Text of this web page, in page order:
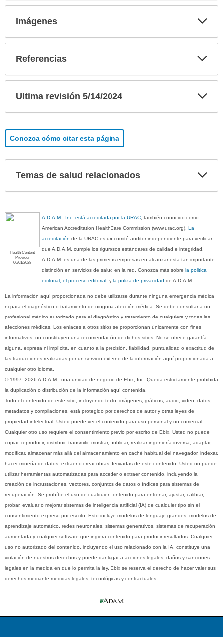
Imágenes
Referencias
Ultima revisión 5/14/2024
Conozca cómo citar esta página
Temas de salud relacionados
Health Content
Provider
06/01/2028
A.D.A.M., Inc. está acreditada por la URAC, también conocido como
American Accreditation HealthCare Commission (www.urac.org).La
acreditación de la URAC es un comité auditor independiente para verificar
que A.D.A.M. cumple los rigurosos estándares de calidad e integridad.
A.D.A.M. es una de las primeras empresas en alcanzar esta tan importante
distinción en servicios de salud en la red. Conozca más sobrela politica
editorial, el proceso editorial, yla poliza de privacidad de A.D.A.M.
La información aquí proporcionada no debe utilizarse durante ninguna emergencia médica
ni para el diagnóstico o tratamiento de ninguna afección médica. Se debe consultar a un
profesional médico autorizado para el diagnóstico y tratamiento de cualquiera y todas las
afecciones médicas. Los enlaces a otros sitios se proporcionan únicamente con fines
informativos; no constituyen una recomendación de dichos sitios. No se ofrece garantía
alguna, expresa ni implícita, en cuanto a la precisión, fiabilidad, puntualidad o exactitud de
las traducciones realizadas por un servicio externo de la información aquí proporcionada a
cualquier otro idioma.
© 1997- 2026 A.D.A.M., una unidad de negocio de Ebix, Inc. Queda estrictamente prohibida
la duplicación o distribución de la información aquí contenida.
Todo el contenido de este sitio, incluyendo texto, imágenes, gráficos, audio, video, datos,
metadatos y compilaciones, está protegido por derechos de autor y otras leyes de
propiedad intelectual. Usted puede ver el contenido para uso personal y no comercial.
Cualquier otro uso requiere el consentimiento previo por escrito de Ebix. Usted no puede
copiar, reproducir, distribuir, transmitir, mostrar, publicar, realizar ingeniería inversa, adaptar,
modificar, almacenar más allá del almacenamiento en caché habitual del navegador, indexar,
hacer minería de datos, extraer o crear obras derivadas de este contenido. Usted no puede
utilizar herramientas automatizadas para acceder o extraer contenido, incluyendo la
creación de incrustaciones, vectores, conjuntos de datos o índices para sistemas de
recuperación. Se prohíbe el uso de cualquier contenido para entrenar, ajustar, calibrar,
probar, evaluar o mejorar sistemas de inteligencia artificial (IA) de cualquier tipo sin el
consentimiento expreso por escrito. Esto incluye modelos de lenguaje grandes, modelos de
aprendizaje automático, redes neuronales, sistemas generativos, sistemas de recuperación
aumentada y cualquier software que ingiera contenido para producir resultados. Cualquier
uso no autorizado del contenido, incluyendo el uso relacionado con la IA, constituye una
violación de nuestros derechos y puede dar lugar a acciones legales, daños y sanciones
legales en la medida en que lo permita la ley. Ebix se reserva el derecho de hacer valer sus
derechos mediante medidas legales, tecnológicas y contractuales.